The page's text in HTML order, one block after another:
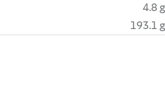
4.8 g
193.1 g